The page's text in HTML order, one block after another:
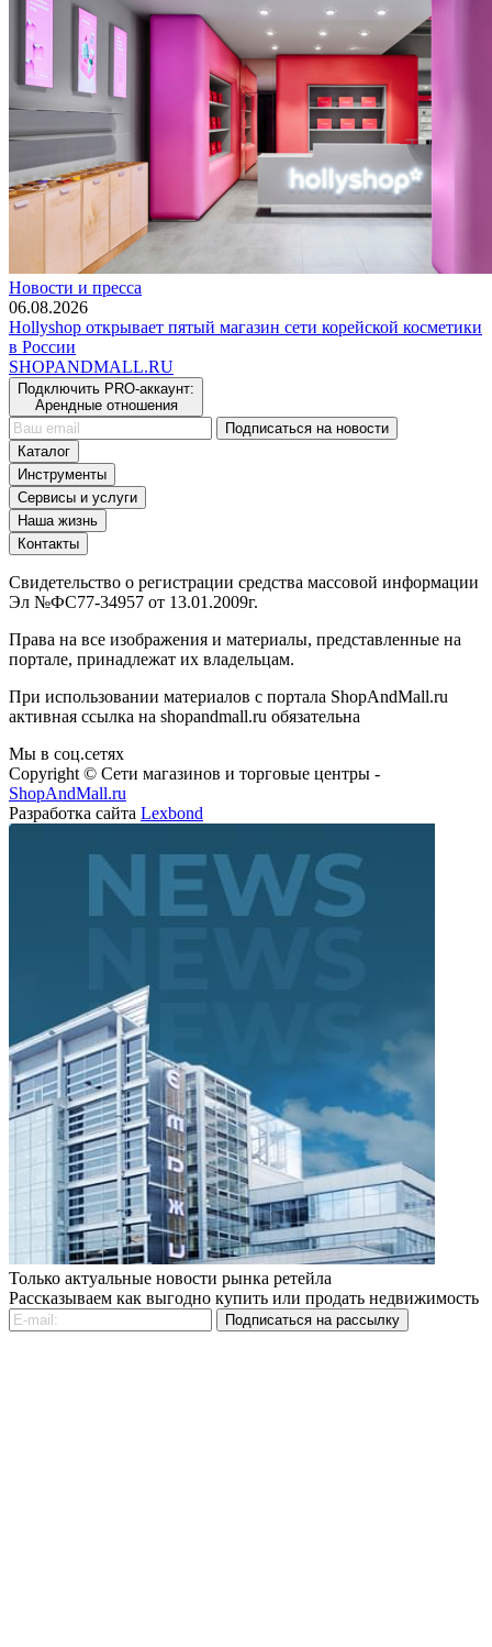
Новости и пресса
06.08.2026
Hollyshop открывает пятый магазин сети корейской косметики
в России
SHOPANDMALL.RU
Подключить PRO-аккаунт:
Арендные отношения
Подписаться на новости
Каталог
Инструменты
Сервисы и услуги
Наша жизнь
Контакты
Свидетельство о регистрации средства массовой информации
Эл №ФС77-34957 от 13.01.2009г.
Права на все изображения и материалы, представленные на
портале, принадлежат их владельцам.
При использовании материалов с портала ShopAndMall.ru
активная ссылка на shopandmall.ru обязательна
Мы в соц.сетях
Copyright © Сети магазинов и торговые центры -
ShopAndMall.ru
Разработка сайта Lexbond
Только актуальные новости рынка ретейла
Рассказываем как выгодно купить или продать недвижимость